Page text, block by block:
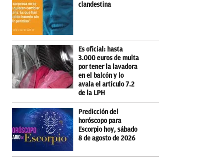
clandestina
Es oficial: hasta
3.000 euros de multa
por tener la lavadora
en el balcón y lo
avala el artículo 7.2
de la LPH
Predicción del
horóscopo para
Escorpio hoy, sábado
8 de agosto de 2026